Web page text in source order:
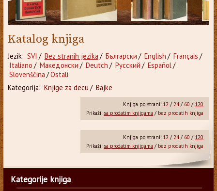
Katalog knjiga
Jezik: SVI / Bez stranih jezika / Български / English / Français /
Italiano / Македонски / Deutch / Русский / Español/
Slovenščina /Ostali
Kategorija: Knjige za decu / Bajke
Knjiga po strani: 12 /24/ 60 / 120
Prikaži: sa prodatim knjigama / bez prodatih knjiga
Knjiga po strani: 12 /24/ 60 / 120
Prikaži: sa prodatim knjigama / bez prodatih knjiga
Kategorije knjiga